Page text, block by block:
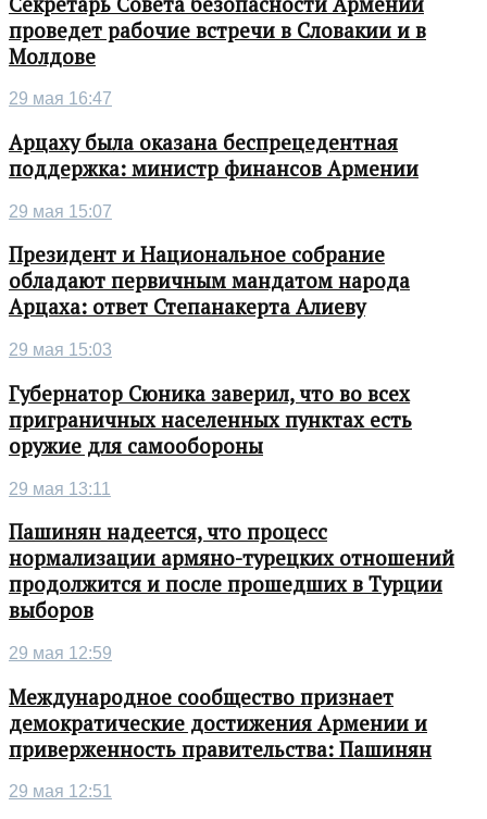
проведет рабочие встречи в Словакии и в
Молдове
29 мая 16:47
Арцаху была оказана беспрецедентная
поддержка: министр финансов Армении
29 мая 15:07
Президент и Национальное собрание
обладают первичным мандатом народа
Арцаха: ответ Степанакерта Алиеву
29 мая 15:03
Губернатор Сюника заверил, что во всех
приграничных населенных пунктах есть
оружие для самообороны
29 мая 13:11
Пашинян надеется, что процесс
нормализации армяно-турецких отношений
продолжится и после прошедших в Турции
выборов
29 мая 12:59
Международное сообщество признает
демократические достижения Армении и
приверженность правительства: Пашинян
29 мая 12:51